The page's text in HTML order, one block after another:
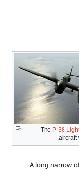
The P-38
aircraft
A long narrow